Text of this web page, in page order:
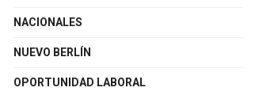
NACIONALES
NUEVO BERLÍN
OPORTUNIDAD LABORAL